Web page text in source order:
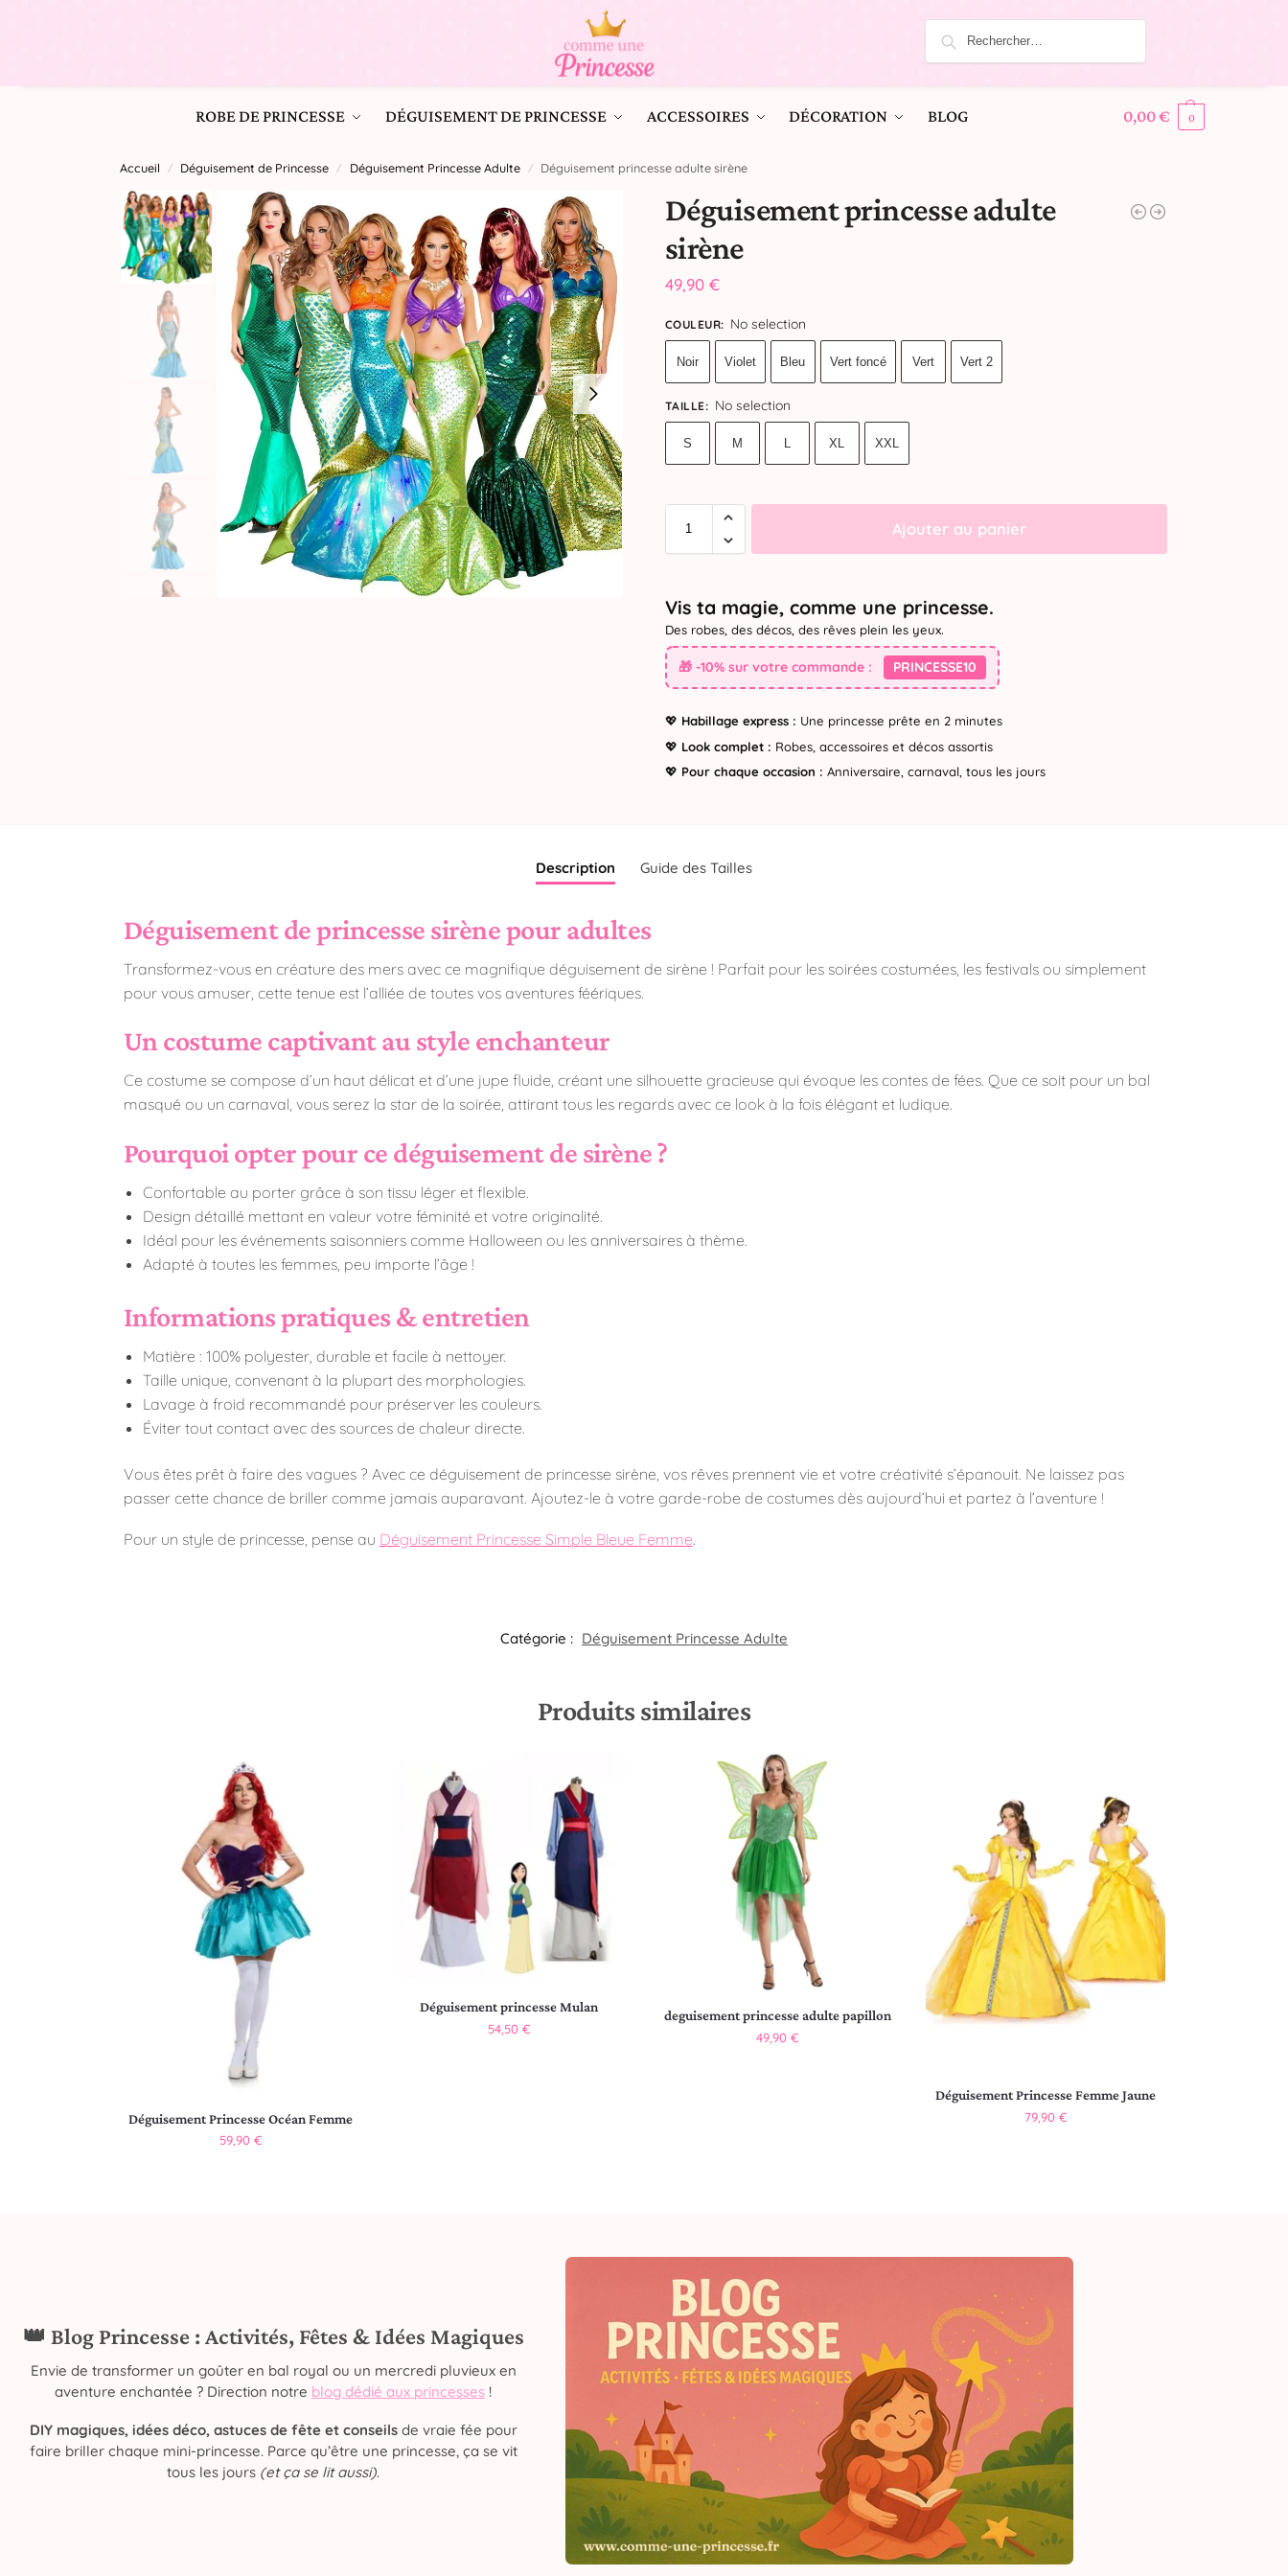
ROBE DE PRINCESSE DÉGUISEMENT DE PRINCESSE ACCESSOIRES DÉCORATION BLOG 0,00€ 0
Accueil / Déguisement de Princesse / Déguisement Princesse Adulte / Déguisement princesse adulte sirène
Déguisement princesse adulte
sirène
49,90 €
COULEUR: No selection
Noir Violet Bleu Vert foncé Vert Vert 2
TAILLE: No selection
S M L XL XXL
Ajouter au panier
Vis ta magie, comme une princesse.
Des robes, des décos, des rêves plein les yeux.
🎁 -10% sur votre commande : PRINCESSE10
💖 Habillage express : Une princesse prête en 2 minutes
💖 Look complet : Robes, accessoires et décos assortis
💖 Pour chaque occasion : Anniversaire, carnaval, tous les jours
Description Guide des Tailles
Déguisement de princesse sirène pour adultes
Transformez-vous en créature des mers avec ce magnifique déguisement de sirène ! Parfait pour les soirées costumées, les festivals ou simplement
pour vous amuser, cette tenue est l’alliée de toutes vos aventures féériques.
Un costume captivant au style enchanteur
Ce costume se compose d’un haut délicat et d’une jupe fluide, créant une silhouette gracieuse qui évoque les contes de fées. Que ce soit pour un bal
masqué ou un carnaval, vous serez la star de la soirée, attirant tous les regards avec ce look à la fois élégant et ludique.
Pourquoi opter pour ce déguisement de sirène ?
Confortable au porter grâce à son tissu léger et flexible.
Design détaillé mettant en valeur votre féminité et votre originalité.
Idéal pour les événements saisonniers comme Halloween ou les anniversaires à thème.
Adapté à toutes les femmes, peu importe l’âge !
Informations pratiques & entretien
Matière : 100% polyester, durable et facile à nettoyer.
Taille unique, convenant à la plupart des morphologies.
Lavage à froid recommandé pour préserver les couleurs.
Éviter tout contact avec des sources de chaleur directe.
Vous êtes prêt à faire des vagues ? Avec ce déguisement de princesse sirène, vos rêves prennent vie et votre créativité s’épanouit. Ne laissez pas
passer cette chance de briller comme jamais auparavant. Ajoutez-le à votre garde-robe de costumes dès aujourd’hui et partez à l’aventure !
Pour un style de princesse, pense au Déguisement Princesse Simple Bleue Femme.
Catégorie : Déguisement Princesse Adulte
Produits similaires
Déguisement Princesse Océan Femme
59,90 €
Déguisement princesse Mulan
54,50 €
deguisement princesse adulte papillon
49,90 €
Déguisement Princesse Femme Jaune
79,90 €
👑 Blog Princesse : Activités, Fêtes & Idées Magiques
Envie de transformer un goûter en bal royal ou un mercredi pluvieux en
aventure enchantée ? Direction notre blog dédié aux princesses !
DIY magiques, idées déco, astuces de fête et conseilsde vraie fée pour
faire briller chaque mini-princesse. Parce qu’être une princesse, ça se vit
tous les jours (et ça se lit aussi).